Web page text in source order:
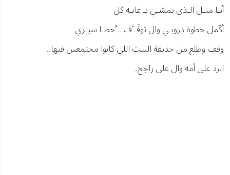
أنـا مثـل الـذي يمشـي بـ غابـه كل
أكّمل خطوة دروبـي وال توقَـ ْف .. ُخطـا سيـري
وقف وطلع من حديقة البيت اللي كانوا مجتمعين فيها..
الرد على أمه وال على راجح..